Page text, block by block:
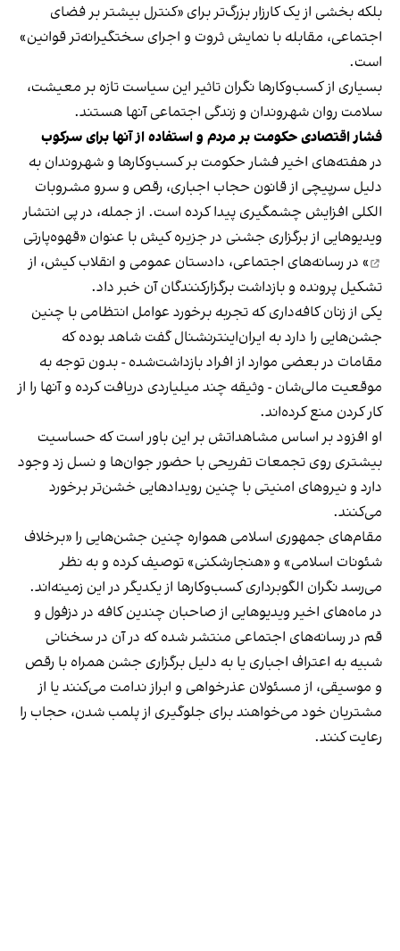
بلکه بخشی از یک کارزار بزرگ‌تر برای «کنترل بیشتر بر فضای
اجتماعی، مقابله با نمایش ثروت و اجرای سختگیرانه‌تر قوانین»
است.
بسیاری از کسب‌وکارها نگران تاثیر این سیاست‌ تازه بر معیشت،
سلامت روان شهروندان و زندگی اجتماعی آنها هستند.
فشار اقتصادی حکومت بر مردم و استفاده از آنها برای سرکوب
در هفته‌های اخیر فشار حکومت بر کسب‌وکارها و شهروندان به
دلیل سرپیچی از قانون حجاب اجباری، رقص و سرو مشروبات
الکلی افزایش چشمگیری پیدا کرده است. از جمله، در پی انتشار
ویدیوهایی از برگزاری جشنی در جزیره کیش با عنوان «قهوه‌پارتی
» در رسانه‌های اجتماعی، دادستان عمومی و انقلاب کیش، از
تشکیل پرونده و بازداشت برگزارکنندگان آن خبر داد.
یکی از زنان کافه‌داری که تجربه برخورد عوامل انتظامی با چنین
جشن‌هایی را دارد به ایران‌اینترنشنال گفت شاهد بوده که
مقامات در بعضی موارد از افراد بازداشت‌‌شده - بدون توجه به
موقعیت مالی‌شان - وثیقه چند میلیاردی دریافت کرده و آنها را از
کار کردن منع کرده‌اند.
او افزود بر اساس مشاهداتش بر این باور است که حساسیت
بیشتری روی تجمعات تفریحی با حضور جوان‌ها و نسل زد وجود
دارد و نیروهای امنیتی با چنین رویدادهایی خشن‌تر برخورد
می‌کنند.
مقام‌های جمهوری اسلامی همواره چنین جشن‌هایی را «برخلاف
شئونات اسلامی» و «هنجارشکنی» توصیف کرده و به نظر
می‌رسد نگران الگوبرداری کسب‌وکارها از یکدیگر در این زمینه‌اند.
در ماه‌های اخیر ویدیوهایی از صاحبان چندین کافه در دزفول و
قم در رسانه‌های اجتماعی منتشر شده که در آن در سخنانی
شبیه به اعتراف اجباری یا به دلیل برگزاری جشن همراه با رقص
و موسیقی، از مسئولان عذرخواهی و ابراز ندامت می‌کنند یا از
مشتریان خود می‌خواهند برای جلوگیری از پلمب شدن، حجاب را
رعایت کنند.